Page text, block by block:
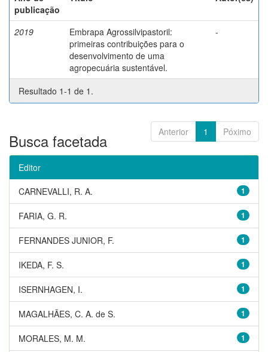
publicação
2019
Embrapa Agrossilvipastoril:
primeiras contribuições para o
desenvolvimento de uma
agropecuária sustentável.
-
Resultado 1-1 de 1.
Anterior 1 Póximo
Busca facetada
Editor
1
CARNEVALLI, R. A.
1
FARIA, G. R.
1
FERNANDES JUNIOR, F.
1
IKEDA, F. S.
1
ISERNHAGEN, I.
1
MAGALHÃES, C. A. de S.
1
MORALES, M. M.